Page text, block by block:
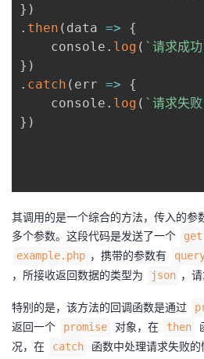
} )
. then ( data =>
{
	console
. log ( ` 请求成
} )
. catch ( err =>
{
	console
. log ( ` 请求失
} )
其调用的是一个综合的方法，传入的参
多个参数。这段代码是发送了一个
get
example.php ，携带的参数有
，所接收返回数据的类型为 json ，
特别的是，该方法的回调函数是通过
返回一个
promise 对象，在 then
况，在
catch 函数中处理请求失败的